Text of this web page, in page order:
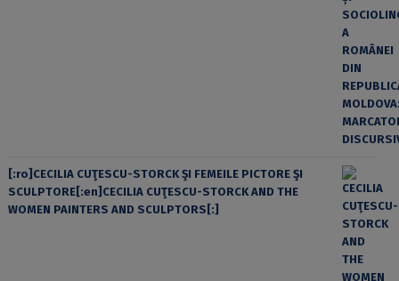
[:ro]CECILIA CUŢESCU-STORCK ŞI FEMEILE PICTORE ŞI
SCULPTORE[:en]CECILIA CUŢESCU-STORCK AND THE
WOMEN PAINTERS AND SCULPTORS[:]